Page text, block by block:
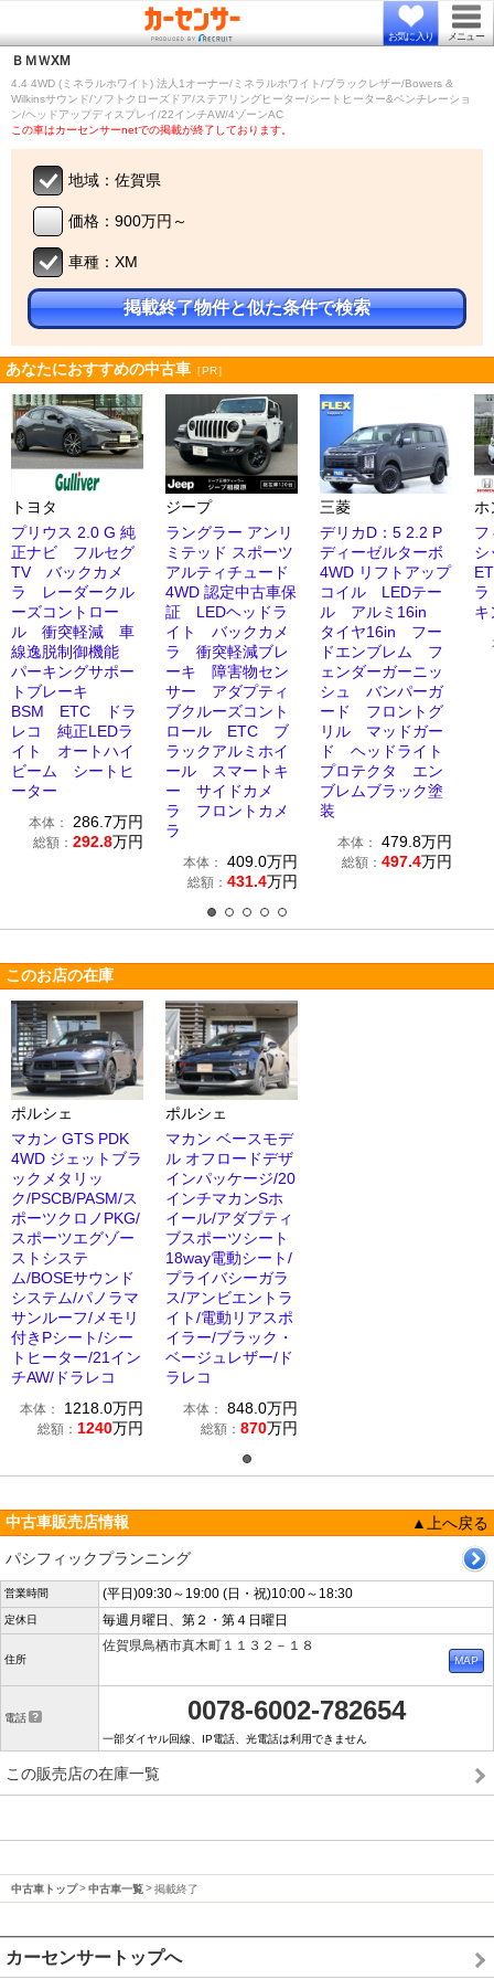
お気に入り メニュー
ＢＭＷXM
4.4 4WD (ミネラルホワイト) 法人1オーナー/ミネラルホワイト/ブラックレザー/Bowers &
Wilkinsサウンド/ソフトクローズドア/ステアリングヒーター/シートヒーター&ベンチレーショ
ン/ヘッドアップディスプレイ/22インチAW/4ゾーンAC
この車はカーセンサーnetでの掲載が終了しております。
地域：佐賀県
価格：900万円～
車種：XM
掲載終了物件と似た条件で検索
あなたにおすすめの中古車 ［PR］
トヨタ
プリウス 2.0 G 純
正ナビ フルセグ
TV バックカメ
ラ レーダークル
ーズコントロー
ル 衝突軽減 車
線逸脱制御機能
パーキングサポー
トブレーキ
BSM ETC ドラ
レコ 純正LEDラ
イト オートハイ
ビーム シートヒ
ーター
本体： 286.7万円
総額： 292.8万円
ジープ
ラングラー アンリ
ミテッド スポーツ
アルティチュード
4WD 認定中古車保
証 LEDヘッドラ
イト バックカメ
ラ 衝突軽減ブレ
ーキ 障害物セン
サー アダプティ
ブクルーズコント
ロール ETC ブ
ラックアルミホイ
ール スマートキ
ー サイドカメ
ラ フロントカメ
ラ
本体： 409.0万円
総額： 431.4万円
三菱
デリカD：5 2.2 P
ディーゼルターボ
4WD リフトアップ
コイル LEDテー
ル アルミ16in
タイヤ16in フー
ドエンブレム フ
ェンダーガーニッ
シュ バンパーガ
ード フロントグ
リル マッドガー
ド ヘッドライト
プロテクタ エン
ブレムブラック塗
装
本体： 479.8万円
総額： 497.4万円
ホ
フ
キ
このお店の在庫
ポルシェ
マカン GTS PDK
4WD ジェットブラ
ックメタリッ
ク/PSCB/PASM/ス
ポーツクロノPKG/
スポーツエグゾー
ストシステ
ム/BOSEサウンド
システム/パノラマ
サンルーフ/メモリ
付きPシート/シー
トヒーター/21イン
チAW/ドラレコ
本体： 1218.0万円
総額： 1240万円
ポルシェ
マカン ベースモデ
ル オフロードデザ
インパッケージ/20
インチマカンSホ
イール/アダプティ
ブスポーツシート
18way電動シート/
プライバシーガラ
ス/アンビエントラ
イト/電動リアスポ
イラー/ブラック・
ベージュレザー/ド
ラレコ
本体： 848.0万円
総額： 870万円
中古車販売店情報
▲上へ戻る
パシフィックプランニング
営業時間 (平日)09:30～19:00 (日・祝)10:00～18:30
定休日 毎週月曜日、第２・第４日曜日
住所
佐賀県鳥栖市真木町１１３２－１８
電話 0078-6002-782654
一部ダイヤル回線、IP電話、光電話は利用できません
この販売店の在庫一覧
中古車トップ 中古車一覧 掲載終了
カーセンサートップへ